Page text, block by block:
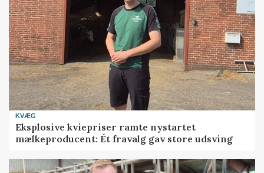
KVÆG
Eksplosive kviepriser ramte nystartet
mælkeproducent: Ét fravalg gav store udsving